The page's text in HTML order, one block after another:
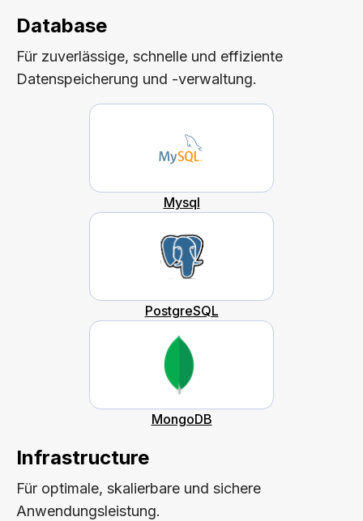
Database
Für zuverlässige, schnelle und effiziente
Datenspeicherung und -verwaltung.
Mysql
PostgreSQL
MongoDB
Infrastructure
Für optimale, skalierbare und sichere
Anwendungsleistung.